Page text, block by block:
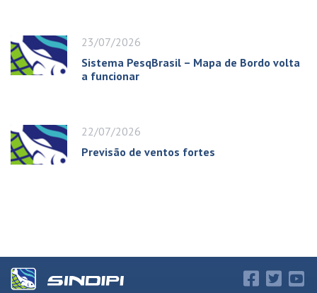
23/07/2026
Sistema PesqBrasil – Mapa de Bordo volta
a funcionar
22/07/2026
Previsão de ventos fortes